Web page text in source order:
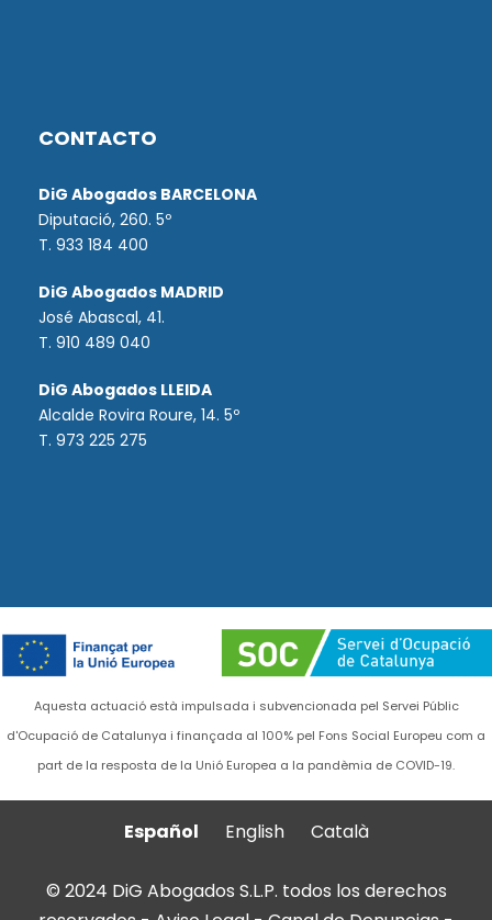
CONTACTO
DiG Abogados BARCELONA
Diputació, 260. 5º
T. 933 184 400
DiG Abogados MADRID
José Abascal, 41.
T. 910 489 040
DiG Abogados LLEIDA
Alcalde Rovira Roure, 14. 5º
T. 973 225 275
Aquesta actuació està impulsada i subvencionada pel Servei Públic
d'Ocupació de Catalunya i finançada al 100% pel Fons Social Europeu com a
part de la resposta de la Unió Europea a la pandèmia de COVID-19.
Español English Català
© 2024 DiG Abogados S.L.P. todos los derechos